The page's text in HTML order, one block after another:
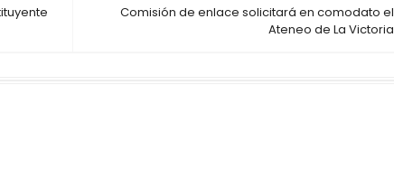
Comisión de enlace solicitará en comodato el
Ateneo de La Victoria